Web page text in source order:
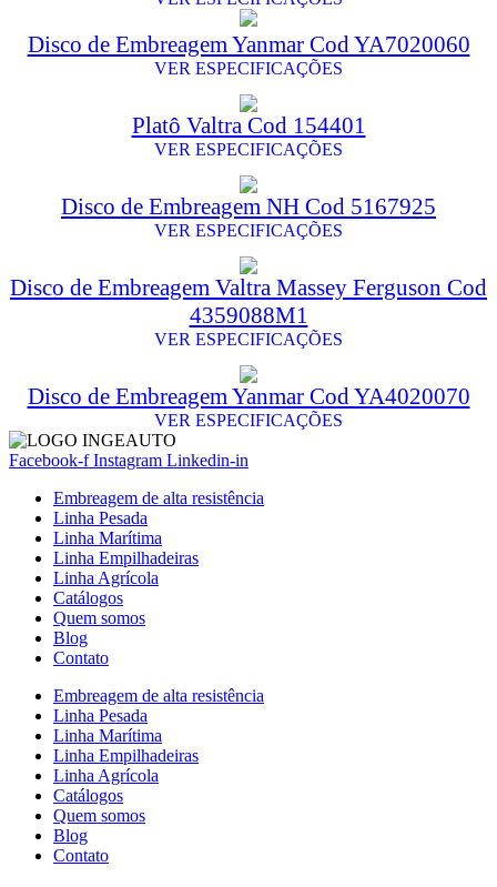
Disco de Embreagem Yanmar Cod YA7020060
VER ESPECIFICAÇÕES
Platô Valtra Cod 154401
VER ESPECIFICAÇÕES
Disco de Embreagem NH Cod 5167925
VER ESPECIFICAÇÕES
Disco de Embreagem Valtra Massey Ferguson Cod
4359088M1
VER ESPECIFICAÇÕES
Disco de Embreagem Yanmar Cod YA4020070
VER ESPECIFICAÇÕES
Facebook-f Instagram Linkedin-in
Embreagem de alta resistência
Linha Pesada
Linha Marítima
Linha Empilhadeiras
Linha Agrícola
Catálogos
Quem somos
Blog
Contato
Embreagem de alta resistência
Linha Pesada
Linha Marítima
Linha Empilhadeiras
Linha Agrícola
Catálogos
Quem somos
Blog
Contato